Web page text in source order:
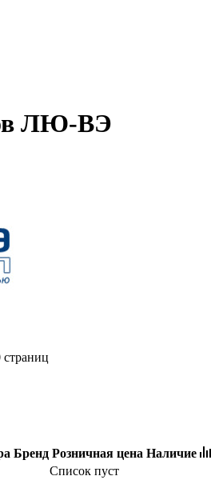
ЛЮ-ВЭ
страниц
Бренд Розничная цена Наличие
Список пуст